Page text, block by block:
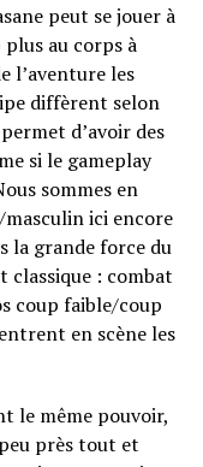
peut se jouer à
plus au corps à
l’aventure les
diffèrent selon
d’avoir des
si le gameplay
sommes en
ici encore
la grande force du
classique : combat
coup faible/coup
en scène les
le même pouvoir,
près tout et